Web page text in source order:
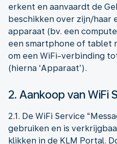
erkent en aanvaardt de
beschikken over zijn/haar
apparaat (bv. een
een smartphone of tablet
om een WiFi-verbinding
(hierna ‘Apparaat’).
2. Aankoop van WiFi
2.1. De WiFi Service
gebruiken en is
klikken in de KLM Portal.